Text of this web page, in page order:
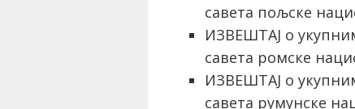
савета пољске
ИЗВЕШТАЈ о
савета ромске
ИЗВЕШТАЈ о
савета румунске